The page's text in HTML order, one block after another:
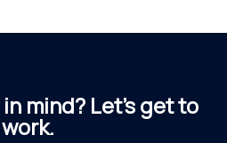
mind? Let’s get to
work.